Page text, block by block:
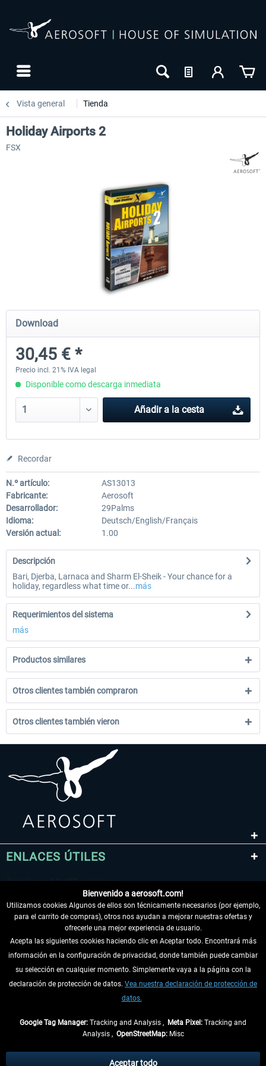
Vista general Tienda
EmergencyDispatcherPro - 24h Free
0,00 € *
Holiday Airports 2
FSX
Download
30,45 € *
Precio incl. 21% IVA legal
Disponible como descarga inmediata
Añadir a la cesta
Recordar
N.º artículo:
AS13013
Fabricante:
Aerosoft
Desarrollador:
29Palms
Idioma:
Deutsch/English/Français
Versión actual:
1.00
Descripción
Bari, Djerba, Larnaca and Sharm El-Sheik - Your chance for a
holiday, regardless what time or...más
Requerimientos del sistema
más
Productos similares
Otros clientes también compraron
Otros clientes también vieron
ENLACES ÚTILES
DESISTIR DEL CONTRATO
INFORMACIÓN
tasas de recepción si no se describe lo contrario
Bienvenido a aerosoft.com!
Utilizamos cookies Algunos de ellos son técnicamente necesarios (por ejemplo,
para el carrito de compras), otros nos ayudan a mejorar nuestras ofertas y
ofrecerle una mejor experiencia de usuario.
Acepta las siguientes cookies haciendo clic en Aceptar todo. Encontrará más
información en la configuración de privacidad, donde también puede cambiar
su selección en cualquier momento. Simplemente vaya a la página con la
declaración de protección de datos. Vea nuestra declaración de protección de
datos.
Google Tag Manager: Tracking and Analysis , Meta Pixel: Tracking and
Analysis , OpenStreetMap:Misc
Aceptar todo